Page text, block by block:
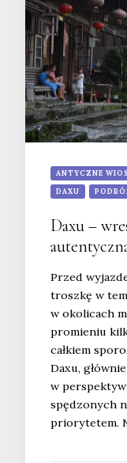
ANTYCZNE
DAXU
Daxu –
Przed
troszkę w
w okolicach
promieniu
całkiem
Daxu,
w
spędzonych
priorytetem.